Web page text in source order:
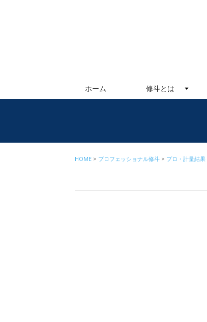
ホーム 修斗とは
HOME プロフェッショナル修斗 プロ・計量結果